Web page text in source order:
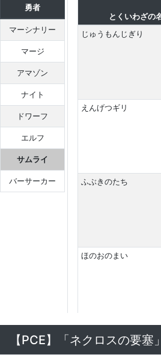
勇者
マーシナリー
マージ
アマゾン
ナイト
ドワーフ
エルフ
サムライ
バーサーカー
とくいわざの
じゅうもんじぎり
えんげつギリ
ふぶきのたち
ほのおのまい
【PCE】「ネクロスの要塞